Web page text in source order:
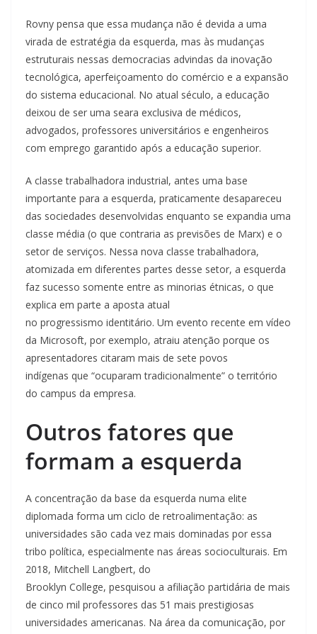
Rovny pensa que essa mudança não é devida a uma
virada de estratégia da esquerda, mas às mudanças
estruturais nessas democracias advindas da inovação
tecnológica, aperfeiçoamento do comércio e a expansão
do sistema educacional. No atual século, a educação
deixou de ser uma seara exclusiva de médicos,
advogados, professores universitários e engenheiros
com emprego garantido após a educação superior.
A classe trabalhadora industrial, antes uma base
importante para a esquerda, praticamente desapareceu
das sociedades desenvolvidas enquanto se expandia uma
classe média (o que contraria as previsões de Marx) e o
setor de serviços. Nessa nova classe trabalhadora,
atomizada em diferentes partes desse setor, a esquerda
faz sucesso somente entre as minorias étnicas, o que
explica em parte a aposta atual
no progressismo identitário. Um evento recente em vídeo
da Microsoft, por exemplo, atraiu atenção porque os
apresentadores citaram mais de sete povos
indígenas que “ocuparam tradicionalmente” o território
do campus da empresa.
Outros fatores que
formam a esquerda
A concentração da base da esquerda numa elite
diplomada forma um ciclo de retroalimentação: as
universidades são cada vez mais dominadas por essa
tribo política, especialmente nas áreas socioculturais. Em
2018, Mitchell Langbert, do
Brooklyn College, pesquisou a afiliação partidária de mais
de cinco mil professores das 51 mais prestigiosas
universidades americanas. Na área da comunicação, por